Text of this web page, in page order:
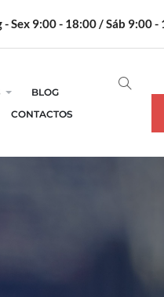
- Sex 9:00 - 18:00 / Sáb 9:00 -
BLOG
CONTACTOS